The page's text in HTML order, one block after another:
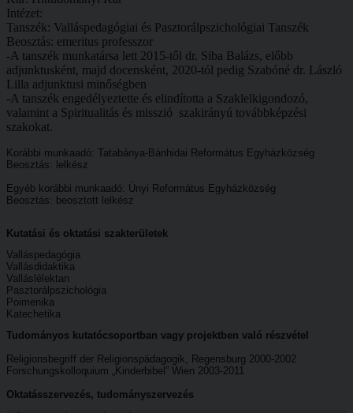
Intézet:
Tanszék: Valláspedagógiai és Pasztorálpszichológiai Tanszék
Beosztás: emeritus professzor
-A tanszék munkatársa lett 2015-től dr. Siba Balázs, előbb
adjunktusként, majd docensként, 2020-tól pedig Szabóné dr. László
Lilla adjunktusi minőségben
-A tanszék engedélyeztette és elindította a Szaklelkigondozó,
valamint a Spiritualitás és misszió szakirányú továbbképzési
szakokat.
Korábbi munkaadó: Tatabánya-Bánhidai Református Egyházközség
Beosztás: lelkész
Egyéb korábbi munkaadó: Únyi Református Egyházközség
Beosztás: beosztott lelkész
Kutatási és oktatási szakterületek
Valláspedagógia
Vallásdidaktika
Valláslélektan
Pasztorálpszichológia
Poimenika
Katechetika
Tudományos kutatócsoportban vagy projektben való részvétel
Religionsbegriff der Religionspädagogik, Regensburg 2000-2002
Forschungskolloquium „Kinderbibel” Wien 2003-2011
Oktatásszervezés, tudományszervezés